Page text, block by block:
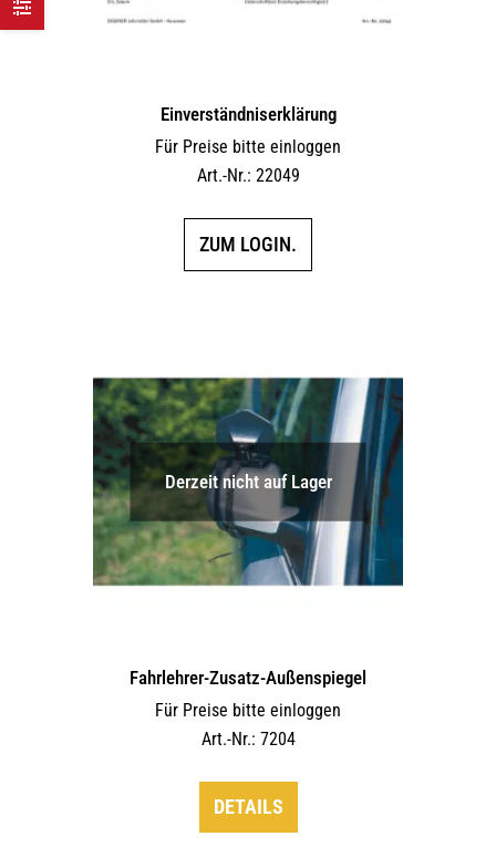
Einverständniserklärung
Für Preise bitte einloggen
Art.-Nr.: 22049
ZUM LOGIN.
Derzeit nicht auf Lager
Fahrlehrer-Zusatz-Außen­spiegel
Für Preise bitte einloggen
Art.-Nr.: 7204
DETAILS